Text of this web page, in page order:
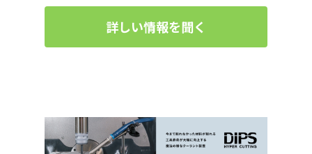
詳しい情報を聞く